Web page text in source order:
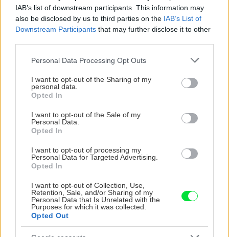
IAB’s list of downstream participants. This information may
also be disclosed by us to third parties on the IAB’s List of
Downstream Participants that may further disclose it to other
Please note that this website/app uses one or more Google
not limited to your visit or usage behaviour. You may click to
grant or deny consent to Google and its third-party tags to
use your data for below specified purposes in below Google
consent section.
Personal Data Processing Opt Outs
I want to opt-out of the Sharing of my
personal data.
Opted In
I want to opt-out of the Sale of my
Personal Data.
Opted In
I want to opt-out of processing my
Personal Data for Targeted Advertising.
Opted In
I want to opt-out of Collection, Use,
Retention, Sale, and/or Sharing of my
Personal Data that Is Unrelated with the
Purposes for which it was collected.
Opted Out
ktorá pritiahne pohľady?
Vyrobte si takéto masívne
orechové svietidlo
potrubia v
ako to vyriešiť
ZÁHRADA
5 trvaliek s
panašovanými listami,
ktoré dodajú vášmu
záhonu celosezónny
šmrnc
Trvalky, ktoré znesú
sucho a teplo? Tieto
vysaďte na miesta, na
deň